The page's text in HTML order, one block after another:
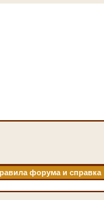
форума и справка